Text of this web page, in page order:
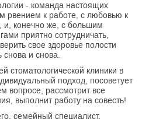
- команда настоящих
рвением к работе, с любовью к
и, конечно же, с большим
приятно сотрудничать,
свое здоровье полости
снова и снова.
стоматологической клиники в
подход, посоветует
вопросе, рассмотрит все
выполнит работу на совесть!
семейный специалист,